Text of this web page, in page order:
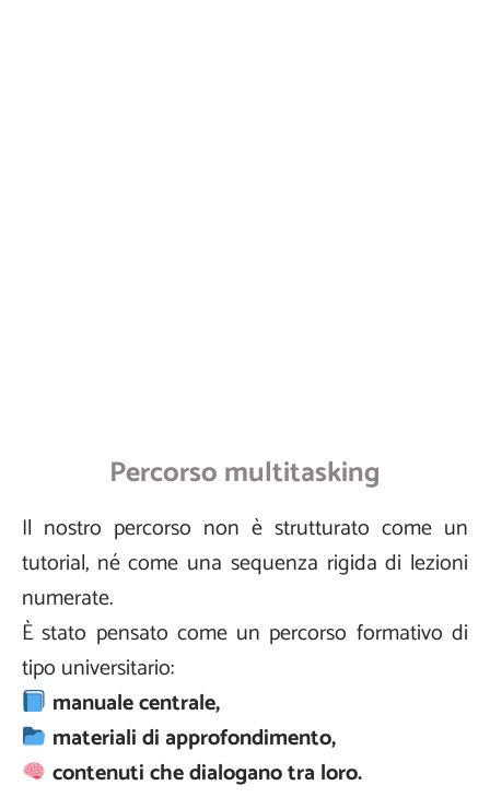
Percorso multitasking
Il nostro percorso non è strutturato come un
tutorial, né come una sequenza rigida di lezioni
numerate.
È stato pensato come un percorso formativo di
tipo universitario:
manuale centrale,
materiali di approfondimento,
contenuti che dialogano tra loro.